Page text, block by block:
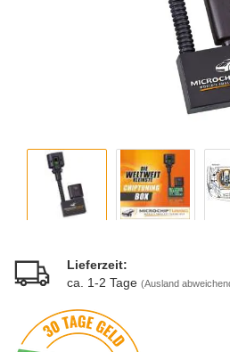
Lieferzeit:
ca. 1-2 Tage (Ausland